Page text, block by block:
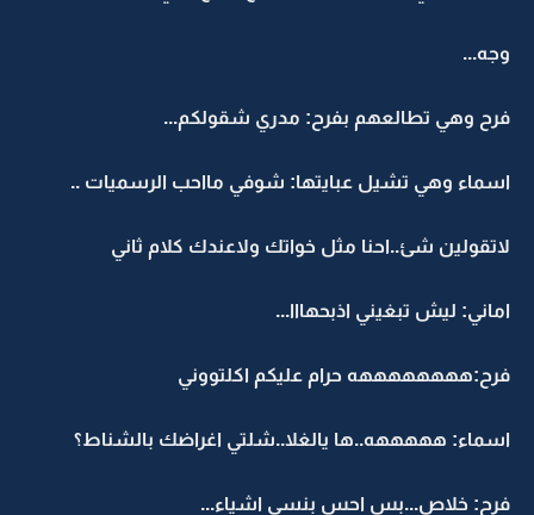
وجه...
فرح وهي تطالعهم بفرح: مدري شقولكم...
اسماء وهي تشيل عبايتها: شوفي مااحب الرسميات ..
لاتقولين شئ..احنا مثل خواتك ولاعندك كلام ثاني
اماني: ليش تبغيني اذبحهااا...
فرح:ههههههههه حرام عليكم اكلتووني
اسماء: هههههه..ها يالغلا..شلتي اغراضك بالشناط؟
فرح: خلاص...بس احس بنسى اشياء...